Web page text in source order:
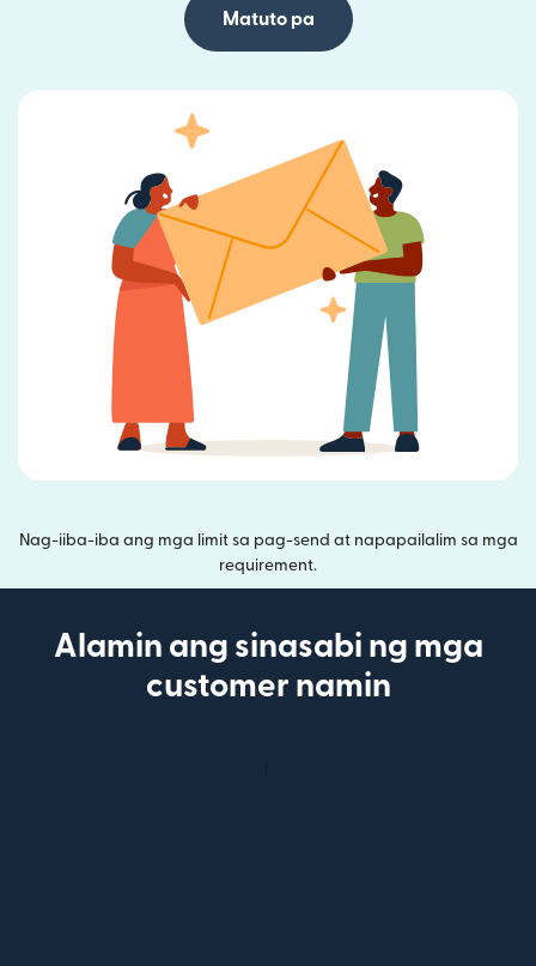
Matuto pa
Nag-iiba-iba ang mga limit sa pag-send at napapailalim sa mga
requirement.
Alamin ang sinasabi ng mga
customer namin